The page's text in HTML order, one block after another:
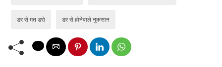
डर से मत डरो डर से होनेवाले नुकसान